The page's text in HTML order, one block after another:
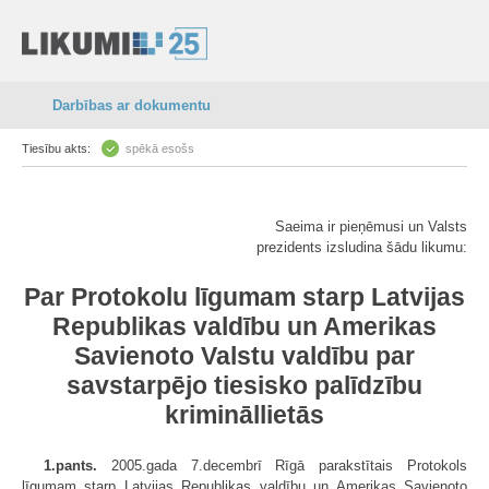
Darbības ar dokumentu
Tiesību akts: spēkā esošs
Saeima ir pieņēmusi un Valsts
prezidents izsludina šādu likumu:
Par Protokolu līgumam starp Latvijas
Republikas valdību un Amerikas
Savienoto Valstu valdību par
savstarpējo tiesisko palīdzību
krimināllietās
1.pants. 2005.gada 7.decembrī Rīgā parakstītais Protokols